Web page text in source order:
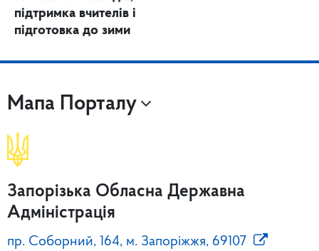
підтримка вчителів і
підготовка до зими
Мапа Порталу
Запорізька Обласна Державна
Адміністрація
пр. Соборний, 164, м. Запоріжжя, 69107